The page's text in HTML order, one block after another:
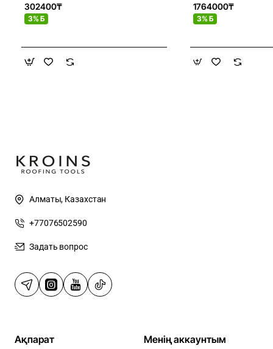
302400₸
3% Б
1764000₸
3% Б
Алматы, Казахстан
+77076502590
Задать вопрос
Ақпарат Менің аккаунтым